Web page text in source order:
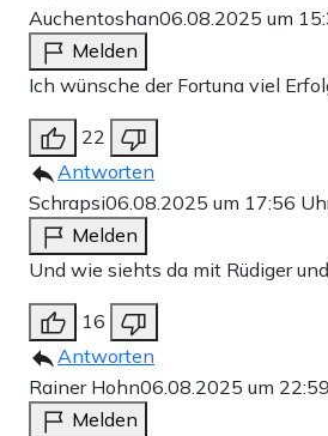
Auchentoshan06.08.2025 um
Melden
Ich wünsche der Fortuna viel
22
Antworten
Schrapsi06.08.2025 um 17:56
Melden
Und wie siehts da mit Rüdiger
16
Antworten
Rainer Hohn06.08.2025 um
Melden